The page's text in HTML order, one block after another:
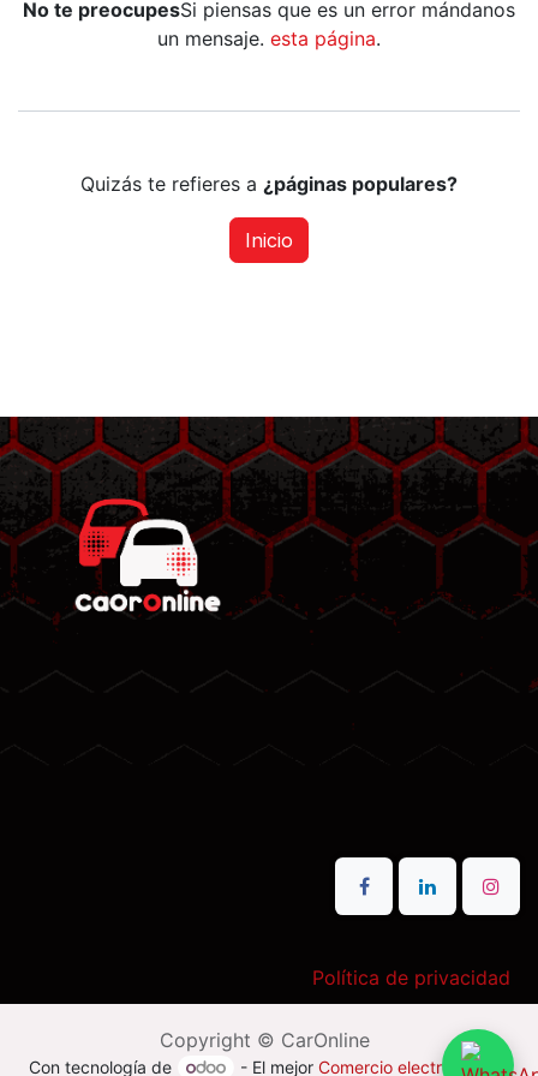
No te preocupesSi piensas que es un error mándanos
un mensaje. esta página.
Quizás te refieres a ¿páginas populares?
Inicio
Política de privacidad
Copyright © CarOnline
Con tecnología de - El mejor Comercio electrónico de